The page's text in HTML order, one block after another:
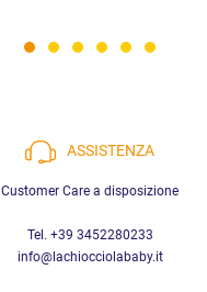
ASSISTENZA
Customer Care a disposizione
Tel. +39 3452280233
info@lachiocciolababy.it